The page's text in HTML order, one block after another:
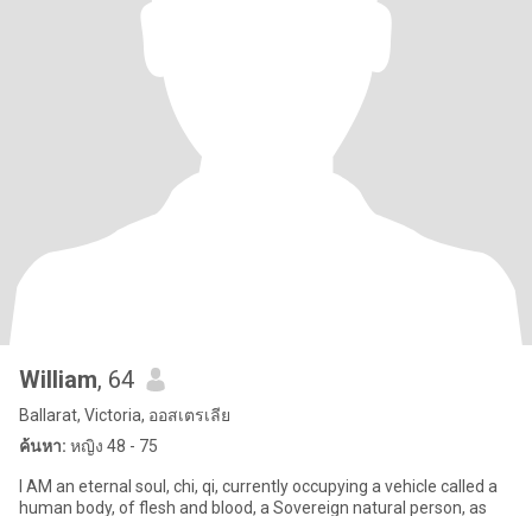
William, 64
Ballarat, Victoria, ออสเตรเลีย
ค้นหา: หญิง 48 - 75
I AM an eternal soul, chi, qi, currently occupying a vehicle called a
human body, of flesh and blood, a Sovereign natural person, as